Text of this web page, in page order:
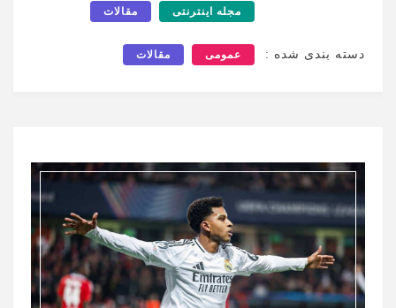
مجله اینترنتی مقالات
دسته بندی شده : عمومی مقالات